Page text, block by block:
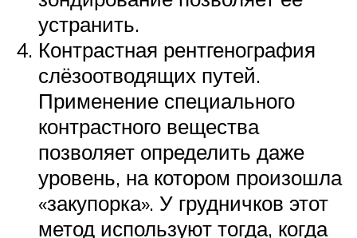
устранить.
Контрастная рентгенография
слёзоотводящих путей.
Применение специального
контрастного вещества
позволяет определить даже
уровень, на котором произошла
«закупорка». У грудничков этот
метод используют тогда, когда